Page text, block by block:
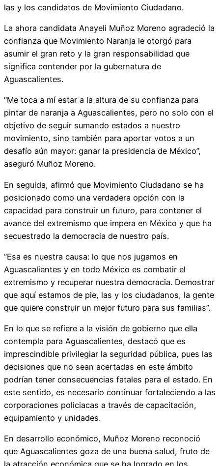
las y los candidatos de Movimiento Ciudadano.
La ahora candidata Anayeli Muñoz Moreno agradeció la
confianza que Movimiento Naranja le otorgó para
asumir el gran reto y la gran responsabilidad que
significa contender por la gubernatura de
Aguascalientes.
“Me toca a mí estar a la altura de su confianza para
pintar de naranja a Aguascalientes, pero no solo con el
objetivo de seguir sumando estados a nuestro
movimiento, sino también para aportar votos a un
desafío aún mayor: ganar la presidencia de México”,
aseguró Muñoz Moreno.
En seguida, afirmó que Movimiento Ciudadano se ha
posicionado como una verdadera opción con la
capacidad para construir un futuro, para contener el
avance del extremismo que impera en México y que ha
secuestrado la democracia de nuestro país.
“Esa es nuestra causa: lo que nos jugamos en
Aguascalientes y en todo México es combatir el
extremismo y recuperar nuestra democracia. Demostrar
que aquí estamos de pie, las y los ciudadanos, la gente
que quiere construir un mejor futuro para sus familias”.
En lo que se refiere a la visión de gobierno que ella
contempla para Aguascalientes, destacó que es
imprescindible privilegiar la seguridad pública, pues las
decisiones que no sean acertadas en este ámbito
podrían tener consecuencias fatales para el estado. En
este sentido, es necesario continuar fortaleciendo a las
corporaciones policiacas a través de capacitación,
equipamiento y unidades.
En desarrollo económico, Muñoz Moreno reconoció
que Aguascalientes goza de una buena salud, fruto de